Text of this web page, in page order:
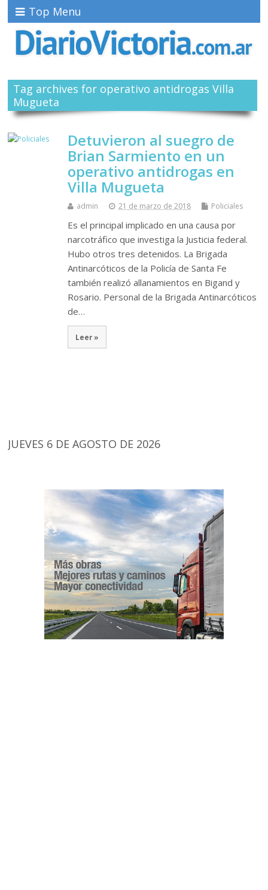
Top Menu
Tag archives for operativo antidrogas Villa
Mugueta
Detuvieron al suegro de
Brian Sarmiento en un
operativo antidrogas en
Villa Mugueta
admin 21 de marzo de 2018 Policiales
Es el principal implicado en una causa por
narcotráfico que investiga la Justicia federal.
Hubo otros tres detenidos. La Brigada
Antinarcóticos de la Policía de Santa Fe
también realizó allanamientos en Bigand y
Rosario. Personal de la Brigada Antinarcóticos
de…
Leer »
JUEVES 6 DE AGOSTO DE 2026